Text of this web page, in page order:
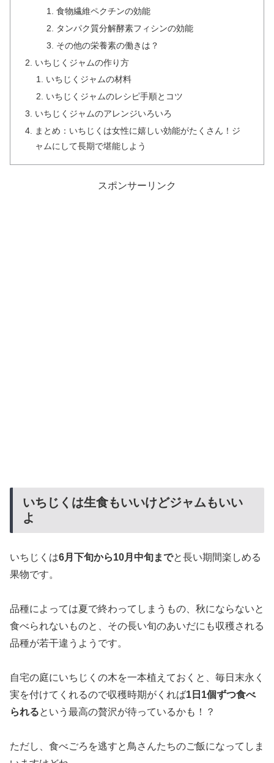
食物繊維ペクチンの効能
タンパク質分解酵素フィシンの効能
その他の栄養素の働きは？
いちじくジャムの作り方
いちじくジャムの材料
いちじくジャムのレシピ手順とコツ
いちじくジャムのアレンジいろいろ
まとめ：いちじくは女性に嬉しい効能がたくさん！ジ
ャムにして長期で堪能しよう
スポンサーリンク
いちじくは生食もいいけどジャムもいい
よ
いちじくは6月下旬から10月中旬までと長い期間楽しめる
果物です。
品種によっては夏で終わってしまうもの、秋にならないと
食べられないものと、その長い旬のあいだにも収穫される
品種が若干違うようです。
自宅の庭にいちじくの木を一本植えておくと、毎日末永く
実を付けてくれるので収穫時期がくれば1日1個ずつ食べ
られるという最高の贅沢が待っているかも！？
ただし、食べごろを逃すと鳥さんたちのご飯になってしま